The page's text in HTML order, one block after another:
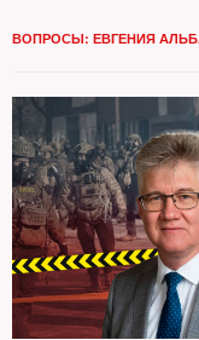
ВОПРОСЫ: ЕВГЕНИЯ